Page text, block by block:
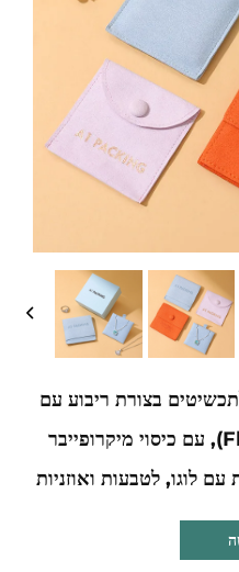
בצורת ריבוע עם
כיסוי עליון היפוך (Flip-Top), עם כיסוי מיקרופייבר
לוגו, לטבעות ואוזניות